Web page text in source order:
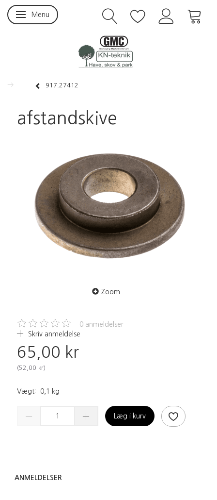
Skifte navigation
Menu
917.27412
afstandskive
Zoom
0 anmeldelser
Skriv anmeldelse
65,00 kr
(52,00 kr)
Vægt: 0,1 kg
Læg i kurv
ANMELDELSER